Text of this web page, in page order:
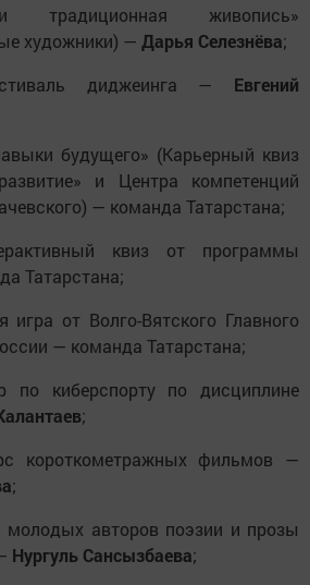
традиционная живопись»
художники) — Дарья Селезнёва;
диджеинга — Евгений
будущего» (Карьерный квиз
и Центра компетенций
— команда Татарстана;
квиз от программы
Татарстана;
от Волго-Вятского Главного
— команда Татарстана;
киберспорту по дисциплине
;
короткометражных фильмов —
;
авторов поэзии и прозы
Нургуль Сансызбаева;